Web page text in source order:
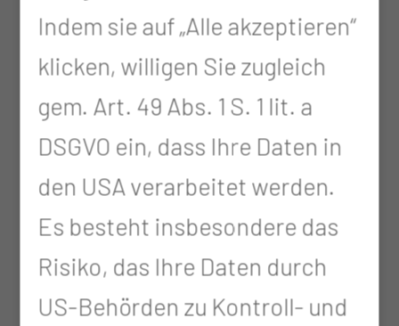
intensive Förderung des
Genesungsprozesses nach
Klinikaufenthalt, durch
ausgeprägte Mobilisation und
individuelle
Trainingsmaßnahmen (z.B.
Waschtraining)
Indem sie auf „Alle akzeptieren“
klicken, willigen Sie zugleich
gem. Art. 49 Abs. 1 S. 1 lit. a
DSGVO ein, dass Ihre Daten in
den USA verarbeitet werden.
Es besteht insbesondere das
Risiko, das Ihre Daten durch
US-Behörden zu Kontroll- und